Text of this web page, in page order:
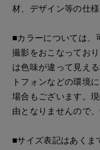
材、デザイン等の仕
■カラーについては、
撮影をおこなってお
は色味が違って見え
トフォンなどの環境
場合もございます。
由となりませんので
■サイズ表記はあくま